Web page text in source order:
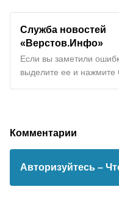
Служба новостей
«Верстов.Инфо»
Если вы заметили
выделите ее и нажмите
Комментарии
Авторизуйтесь –